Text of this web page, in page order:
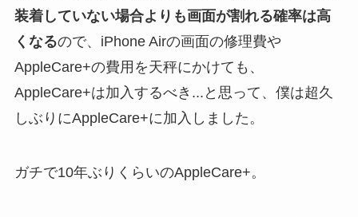
装着していない場合よりも画面が割れる確率は高
くなるので、iPhone Airの画面の修理費や
AppleCare+の費用を天秤にかけても、
AppleCare+は加入するべき...と思って、僕は超久
しぶりにAppleCare+に加入しました。
ガチで10年ぶりくらいのAppleCare+。